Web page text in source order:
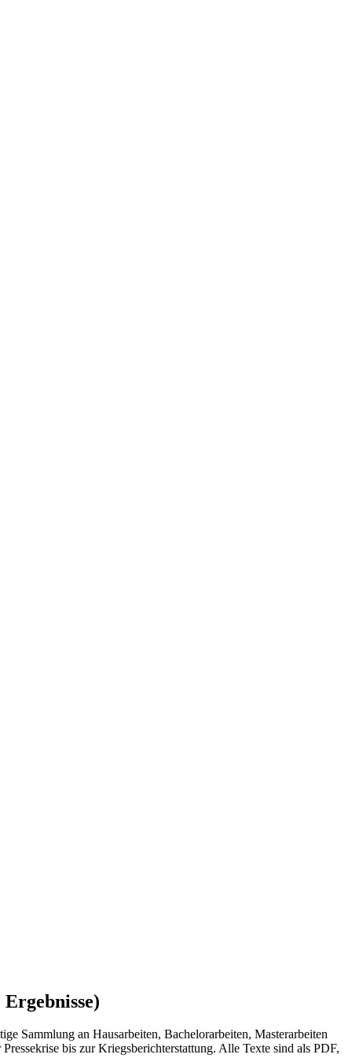
Sammlung an Hausarbeiten, Bachelorarbeiten, Masterarbeiten
bis zur Kriegsberichterstattung. Alle Texte sind als PDF,